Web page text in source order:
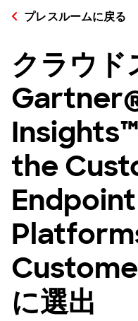
プレスルームに戻る
クラウド
the
に選出